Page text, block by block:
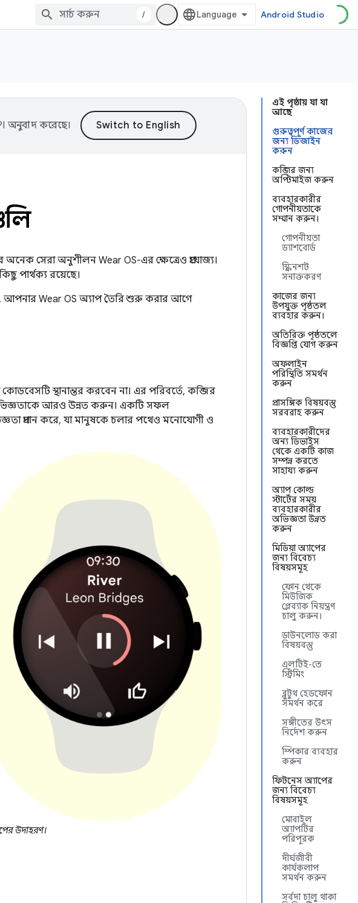
/ Android Studio
এই পৃষ্ঠায় যা যা
আছে
গুরুত্বপূর্ণ কাজের
জন্য ডিজাইন
করুন
কব্জির জন্য
অপ্টিমাইজ করুন
ব্যবহারকারীর
গোপনীয়তাকে
সম্মান করুন।
গোপনীয়তা
ড্যাশবোর্ড
স্ক্রিনশট
সনাক্তকরণ
কাজের জন্য
উপযুক্ত পৃষ্ঠতল
ব্যবহার করুন।
অতিরিক্ত পৃষ্ঠতলে
বিজ্ঞপ্তি যোগ করুন
অফলাইন
পরিস্থিতি সমর্থন
করুন
প্রাসঙ্গিক বিষয়বস্তু
সরবরাহ করুন
ব্যবহারকারীদের
অন্য ডিভাইস
থেকে একটি কাজ
সম্পন্ন করতে
সাহায্য করুন
অ্যাপ কোল্ড
স্টার্টের সময়
ব্যবহারকারীর
অভিজ্ঞতা উন্নত
করুন
মিডিয়া অ্যাপের
জন্য বিবেচ্য
বিষয়সমূহ
ফোন থেকে
মিউজিক
প্লেব্যাক নিয়ন্ত্রণ
চালু করুন।
ডাউনলোড করা
বিষয়বস্তু
এলটিই-তে
স্ট্রিমিং
ব্লুটুথ হেডফোন
সমর্থন করে
সঙ্গীতের উৎস
নির্দেশ করুন
স্পিকার ব্যবহার
করুন
ফিটনেস অ্যাপের
জন্য বিবেচ্য
বিষয়সমূহ
মোবাইল
অ্যাপটির
পরিপূরক
দীর্ঘজীবী
কার্যকলাপ
সমর্থন করুন
সর্বদা চালু থাকা
অনুবাদ করেছে।
অনেক সেরা অনুশীলন Wear OS-এর ক্ষেত্রেও প্রযোজ্য।
পার্থক্য রয়েছে।
আপনার Wear OS অ্যাপ তৈরি শুরু করার আগে
স্থানান্তর করবেন না। এর পরিবর্তে, কব্জির
আরও উন্নত করুন। একটি সফল
প্রদান করে, যা মানুষকে চলার পথেও মনোযোগী ও
উদাহরণ।